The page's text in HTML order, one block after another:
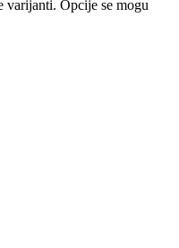
varijanti. Opcije se mogu